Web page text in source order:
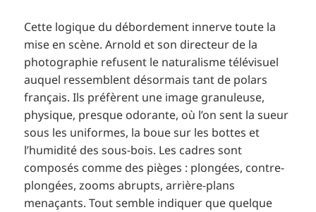
Cette logique du débordement innerve toute la
mise en scène. Arnold et son directeur de la
photographie refusent le naturalisme télévisuel
auquel ressemblent désormais tant de polars
français. Ils préfèrent une image granuleuse,
physique, presque odorante, où l’on sent la sueur
sous les uniformes, la boue sur les bottes et
l’humidité des sous-bois. Les cadres sont
composés comme des pièges : plongées, contre-
plongées, zooms abrupts, arrière-plans
menaçants. Tout semble indiquer que quelque